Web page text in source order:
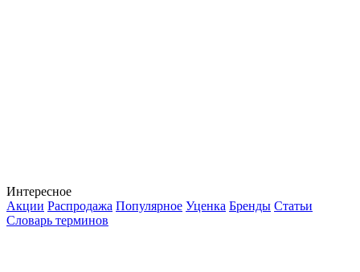
Интересное
Акции Распродажа Популярное Уценка Бренды Статьи
Словарь терминов